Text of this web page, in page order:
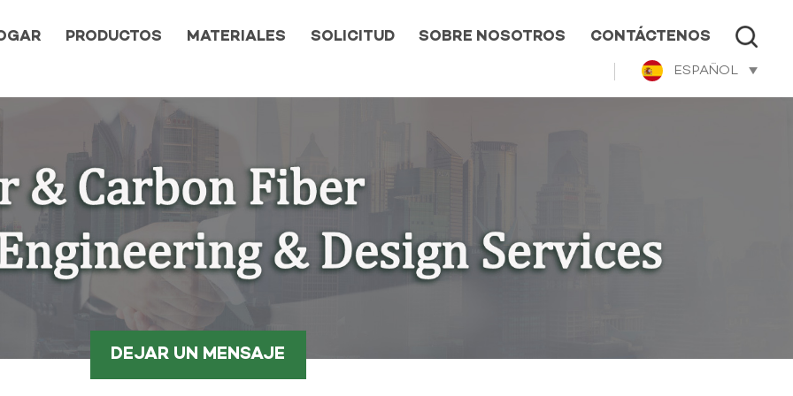
PRODUCTOS MATERIALES SOLICITUD SOBRE NOSOTROS
CONTÁCTENOS
ESPAÑOL
DEJAR UN MENSAJE